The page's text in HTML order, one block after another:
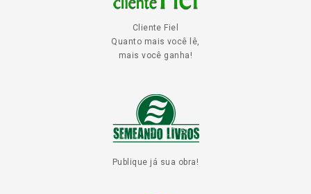
Cliente Fiel
Quanto mais você lê,
mais você ganha!
Publique já sua obra!